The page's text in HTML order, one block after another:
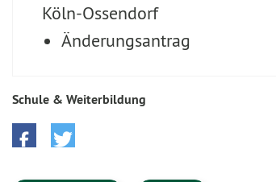
Köln-Ossendorf
Änderungsantrag
Schule & Weiterbildung